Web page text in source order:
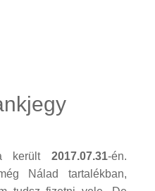
került 2017.07.31-én.
Nálad tartalékban,